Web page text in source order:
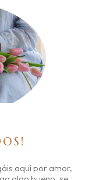
aquí por amor,